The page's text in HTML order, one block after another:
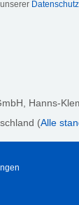
Hanns-
(Alle